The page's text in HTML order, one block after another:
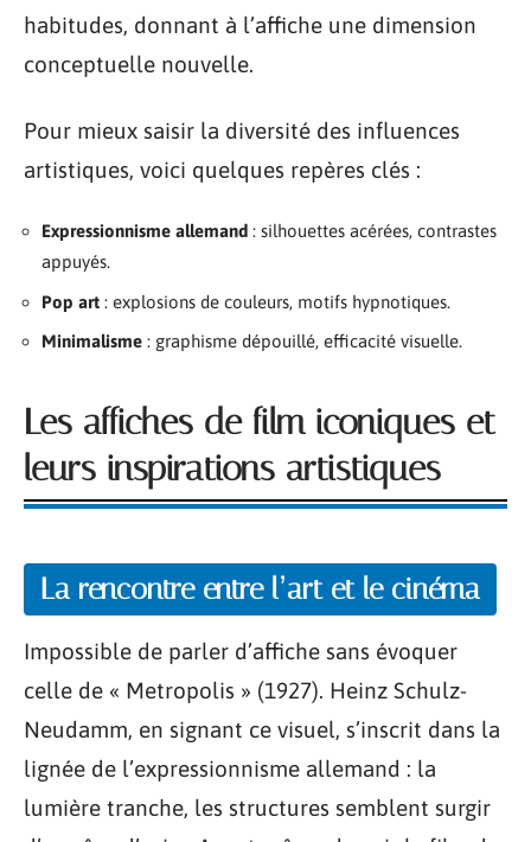
habitudes, donnant à l’affiche une dimension
conceptuelle nouvelle.
Pour mieux saisir la diversité des influences
artistiques, voici quelques repères clés :
Expressionnisme allemand : silhouettes acérées, contrastes
appuyés.
Pop art : explosions de couleurs, motifs hypnotiques.
Minimalisme : graphisme dépouillé, efficacité visuelle.
Les affiches de film iconiques et
leurs inspirations artistiques
La rencontre entre l’art et le cinéma
Impossible de parler d’affiche sans évoquer
celle de « Metropolis » (1927). Heinz Schulz-
Neudamm, en signant ce visuel, s’inscrit dans la
lignée de l’expressionnisme allemand : la
lumière tranche, les structures semblent surgir